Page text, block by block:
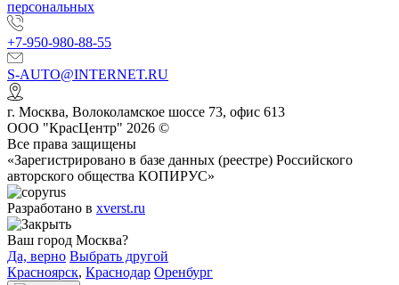
персональных
+7-950-980-88-55
S-AUTO@INTERNET.RU
г. Москва, Волоколамское шоссе 73, офис 613
ООО "КрасЦентр" 2026 ©
Все права защищены
«Зарегистрировано в базе данных (реестре) Российского
авторского общества КОПИРУС»
Разработано в xverst.ru
Ваш город Москва?
Да, верно Выбрать другой
Красноярск, Краснодар Оренбург